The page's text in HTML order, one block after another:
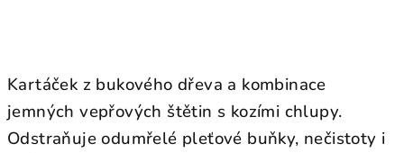
Kartáček z bukového dřeva a kombinace
jemných vepřových štětin s kozími chlupy.
Odstraňuje odumřelé pleťové buňky, nečistoty i